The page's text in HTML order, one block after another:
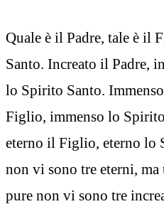
Quale è il Padre, tale è il
Santo. Increato il Padre,
lo Spirito Santo.
Figlio, immenso lo
eterno il Figlio, eterno lo
non vi sono tre eterni,
pure non vi sono tre